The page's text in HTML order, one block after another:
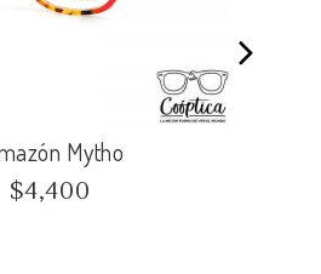
Mytho
$4,400